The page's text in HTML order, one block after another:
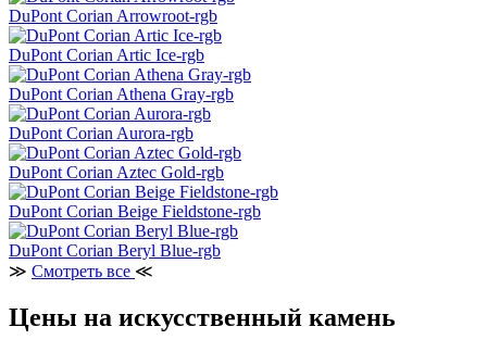
DuPont Corian Arrowroot-rgb
DuPont Corian Artic Ice-rgb
DuPont Corian Athena Gray-rgb
DuPont Corian Aurora-rgb
DuPont Corian Aztec Gold-rgb
DuPont Corian Beige Fieldstone-rgb
DuPont Corian Beryl Blue-rgb
≫ Смотреть все ≪
Цены на искусственный камень